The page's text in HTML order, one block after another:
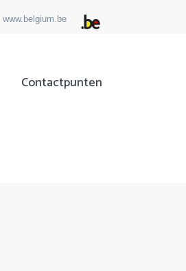
www.belgium.be
Contactpunten